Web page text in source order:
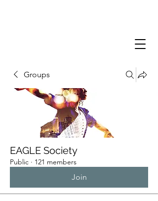
Groups
EAGLE Society
Public · 121 members
Join